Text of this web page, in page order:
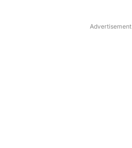
Advertisement